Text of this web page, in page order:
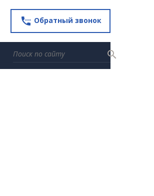
settings_phone Обратный звонок
search